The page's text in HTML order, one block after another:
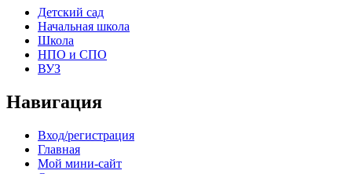
Детский сад
Начальная школа
Школа
НПО и СПО
ВУЗ
Навигация
Вход/регистрация
Главная
Мой мини-сайт